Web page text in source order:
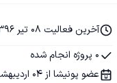
آخرین فعالیت 08 تیر 1396
0 پروژه انجام شده
عضو پونیشا از 04 اردیبهشت 1395